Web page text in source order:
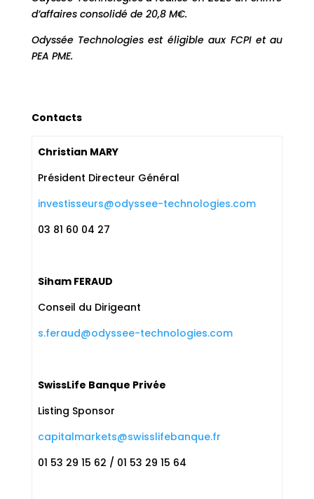
d’affaires consolidé de 20,8 M€.
Odyssée Technologies est éligible aux FCPI et au
PEA PME.
Contacts
Christian MARY
Président Directeur Général
investisseurs@odyssee-technologies.com
03 81 60 04 27
Siham FERAUD
Conseil du Dirigeant
s.feraud@odyssee-technologies.com
SwissLife Banque Privée
Listing Sponsor
capitalmarkets@swisslifebanque.fr
01 53 29 15 62 / 01 53 29 15 64